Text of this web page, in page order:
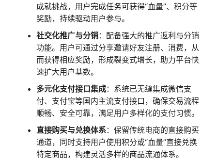
成就挑战，用户完成任务可获得“血量”、积分等
奖励，持续驱动用户参与。
社交化推广与分销：配备强大的推广返利与分销
功能。用户可通过分享邀请好友注册、消费，从
而获得相应奖励，形成裂变式增长，助力平台快
速扩大用户基数。
多元化支付接口集成：系统已无缝集成微信支
付、支付宝等国内主流支付接口，确保交易流程
顺畅、安全可靠，满足用户多样化的支付习惯。
直接购买与兑换体系：保留传统电商的直接购买
通道，同时支持用户使用积分或“血量”直接兑换
特定商品，构建灵活多样的商品流通体系。